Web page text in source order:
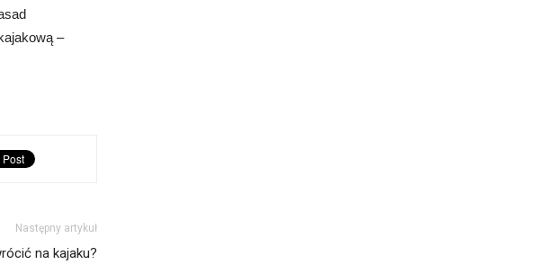
–
Następny artykuł
na kajaku?